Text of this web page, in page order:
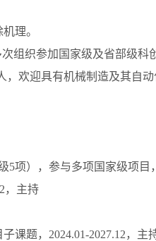
理。
组织参加国家级及省部级科
，欢迎具有机械制造及其自
项），参与多项国家级项目
，主持
课题，2024.01-2027.12，主